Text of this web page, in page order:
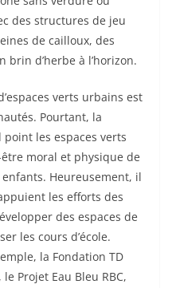
des structures de jeu
de cailloux, des
d’herbe à l’horizon.
verts urbains est
Pourtant, la
point les espaces verts
moral et physique de
Heureusement, il
les efforts des
des espaces de
les cours d’école.
la Fondation TD
Projet Eau Bleu RBC,